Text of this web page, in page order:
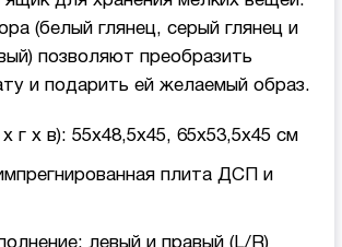
(белый глянец, серый глянец и
позволяют преобразить
и подарить ей желаемый образ.
г x в): 55x48,5x45, 65x53,5x45 см
плита ДСП и
левый и правый (L/R)